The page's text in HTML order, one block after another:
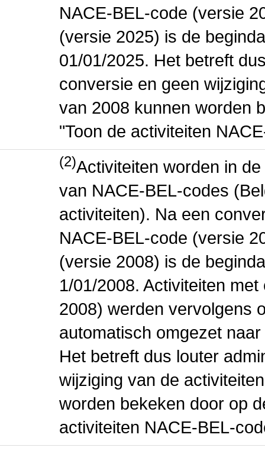
NACE-BEL-code (versie
(versie 2025) is de
01/01/2025. Het betreft
conversie en geen
van 2008 kunnen worden
"Toon de activiteiten
(2)Activiteiten worden in
van NACE-BEL-codes
activiteiten). Na een
NACE-BEL-code (versie
(versie 2008) is de
1/01/2008. Activiteiten
2008) werden vervolgens
automatisch omgezet
Het betreft dus louter
wijziging van de
worden bekeken door op
activiteiten NACE-BEL-